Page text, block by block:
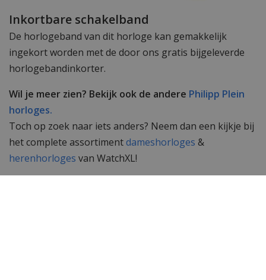
Inkortbare schakelband
De horlogeband van dit horloge kan gemakkelijk
ingekort worden met de door ons gratis bijgeleverde
horlogebandinkorter.
Wil je meer zien? Bekijk ook de andere Philipp Plein
horloges.
Toch op zoek naar iets anders? Neem dan een kijkje bij
het complete assortimentdameshorloges &
herenhorloges van WatchXL!